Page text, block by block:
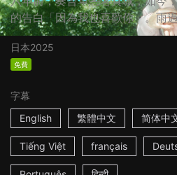
的告白「因為我也喜歡你」。雨
日本2025
免費
字幕
English
繁體中文 简体中
Tiếng Việt français